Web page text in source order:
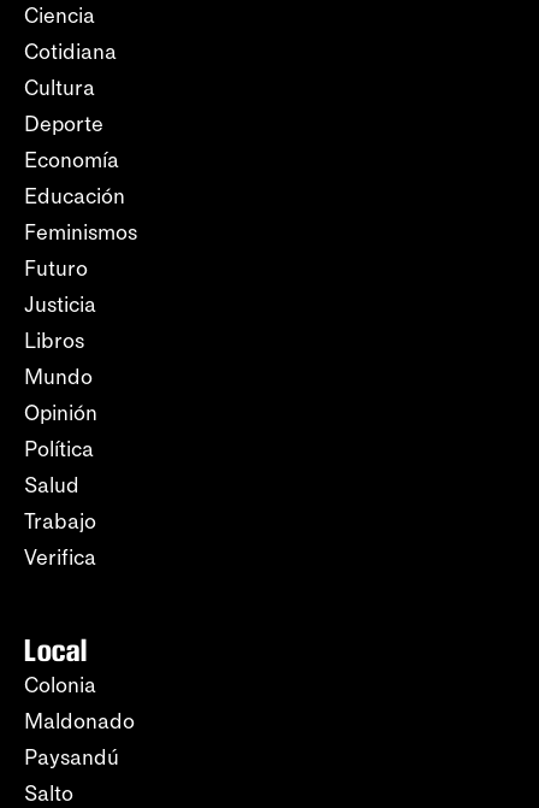
Ciencia
Cotidiana
Cultura
Deporte
Economía
Educación
Feminismos
Futuro
Justicia
Libros
Mundo
Opinión
Política
Salud
Trabajo
Verifica
Local
Colonia
Maldonado
Paysandú
Salto